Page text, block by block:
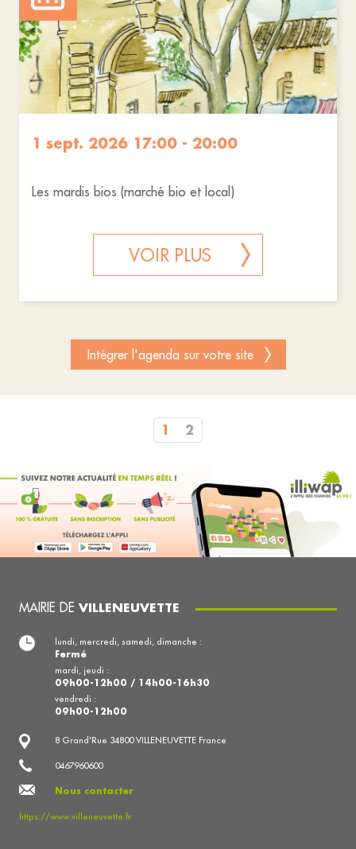
1 sept. 2026 17:00 - 20:00
Les mardis bios (marché bio et local)
VOIR PLUS
Intégrer l'agenda sur votre site
1 2
MAIRIE DE VILLENEUVETTE
8 Grand'Rue 34800 VILLENEUVETTE France
0467960600
Nous contacter
https://www.villeneuvette.fr
lundi, mercredi, samedi, dimanche :
Fermé
mardi, jeudi :
09h00-12h00 / 14h00-16h30
vendredi :
09h00-12h00